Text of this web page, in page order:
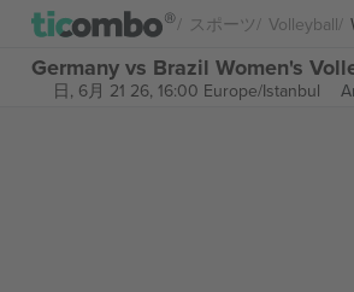
スポーツ Volleyball
Germany vs Brazil Women's
日, 6月 21 26, 16:00 Europe/Istanbul